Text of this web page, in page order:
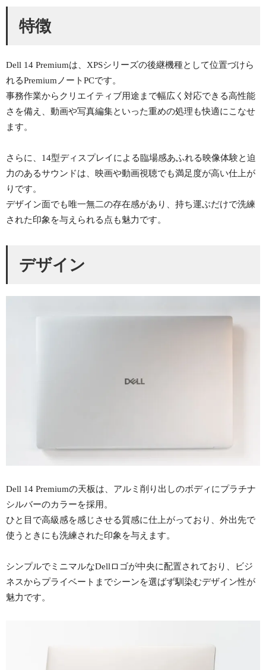
特徴
Dell 14 Premiumは、XPSシリーズの後継機種として位置づけら
れるPremiumノートPCです。
事務作業からクリエイティブ用途まで幅広く対応できる高性能
さを備え、動画や写真編集といった重めの処理も快適にこなせ
ます。
さらに、14型ディスプレイによる臨場感あふれる映像体験と迫
力のあるサウンドは、映画や動画視聴でも満足度が高い仕上が
りです。
デザイン面でも唯一無二の存在感があり、持ち運ぶだけで洗練
された印象を与えられる点も魅力です。
デザイン
Dell 14 Premiumの天板は、アルミ削り出しのボディにプラチナ
シルバーのカラーを採用。
ひと目で高級感を感じさせる質感に仕上がっており、外出先で
使うときにも洗練された印象を与えます。
シンプルでミニマルなDellロゴが中央に配置されており、ビジ
ネスからプライベートまでシーンを選ばず馴染むデザイン性が
魅力です。